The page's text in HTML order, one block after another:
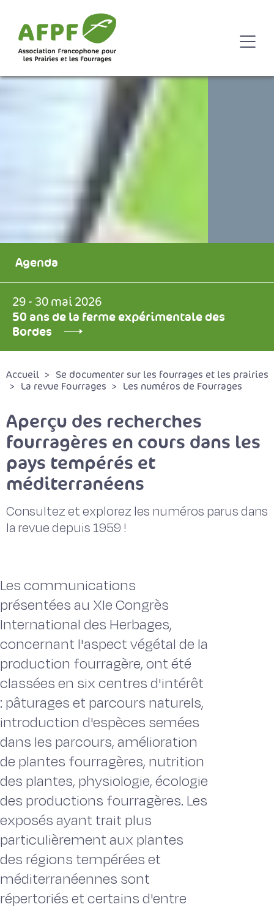
Agenda
29 - 30 mai 2026
50 ans de la ferme expérimentale des
Bordes
Accueil
Se documenter sur les fourrages et les prairies
La revue Fourrages
Les numéros de Fourrages
Aperçu des recherches
fourragères en cours dans les
pays tempérés et
méditerranéens
Consultez et explorez les numéros parus dans
la revue depuis 1959 !
Les communications
présentées au XIe Congrès
International des Herbages,
concernant l'aspect végétal de la
production fourragère, ont été
classées en six centres d'intérêt
: pâturages et parcours naturels,
introduction d'espèces semées
dans les parcours, amélioration
de plantes fourragères, nutrition
des plantes, physiologie, écologie
des productions fourragères. Les
exposés ayant trait plus
particulièrement aux plantes
des régions tempérées et
méditerranéennes sont
répertoriés et certains d'entre